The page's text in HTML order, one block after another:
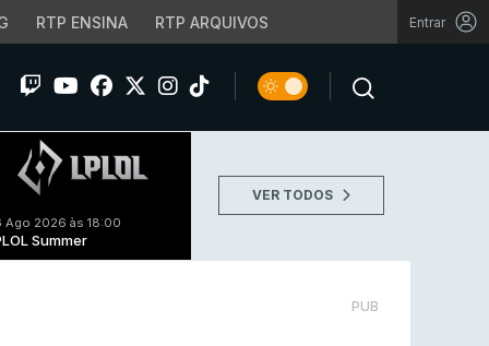
RTP ENSINA RTP ARQUIVOS Entrar
Ago 2026 às 18:00
Summer
VER TODOS
PUB